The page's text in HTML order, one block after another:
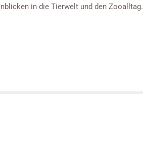
in die Tierwelt und den Zooalltag.